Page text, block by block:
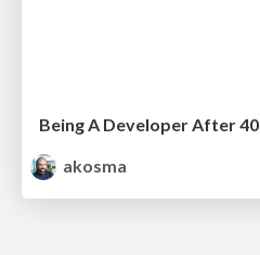
Being A Developer After 40
akosma